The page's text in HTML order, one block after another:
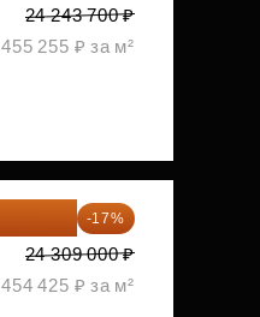
24 243 700 ₽
455 255 ₽ за м²
-17%
24 309 000 ₽
454 425 ₽ за м²